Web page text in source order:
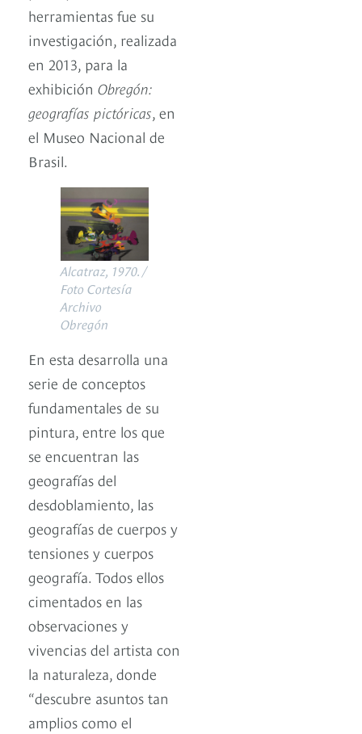
herramientas fue su
investigación, realizada
en 2013, para la
exhibición Obregón:
geografías pictóricas, en
el Museo Nacional de
Brasil.
Alcatraz, 1970. /
Foto Cortesía
Archivo
Obregón
En esta desarrolla una
serie de conceptos
fundamentales de su
pintura, entre los que
se encuentran las
geografías del
desdoblamiento, las
geografías de cuerpos y
tensiones y cuerpos
geografía. Todos ellos
cimentados en las
observaciones y
vivencias del artista con
la naturaleza, donde
“descubre asuntos tan
amplios como el